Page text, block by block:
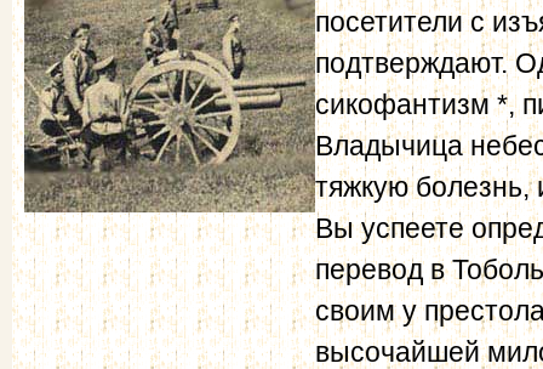
посетители с
подтверждают.
сикофантизм *,
Владычица
тяжкую болезнь,
Вы успеете
перевод в
своим у
высочайшей